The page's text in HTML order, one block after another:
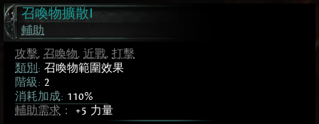
召喚物擴散I
輔助
攻擊, 召喚物, 近戰, 打擊
類別 : 召喚物範圍效果
階級: 2
消耗加成: 110%
輔助需求 ： +5 力量